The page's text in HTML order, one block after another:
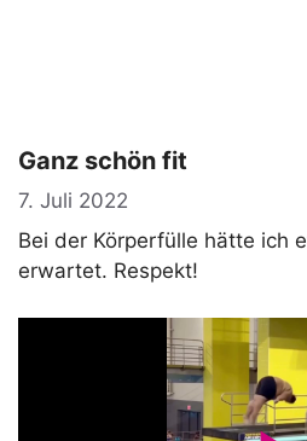
Ganz schön fit
7. Juli 2022
Bei der Körperfülle hätte ich
erwartet. Respekt!